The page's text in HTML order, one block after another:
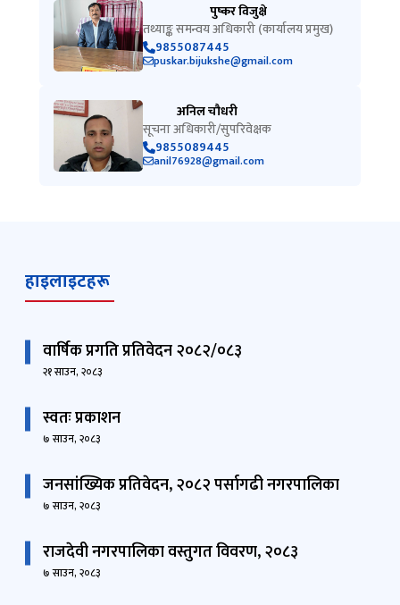
पुष्कर विजुक्षे
तथ्याङ्क समन्वय अधिकारी (कार्यालय प्रमुख)
9855087445
puskar.bijukshe@gmail.com
अनिल चौधरी
सूचना अधिकारी/सुपरिवेक्षक
9855089445
anil76928@gmail.com
हाइलाइटहरू
वार्षिक प्रगति प्रतिवेदन २०८२/०८३
२१ साउन, २०८३
स्वतः प्रकाशन
७ साउन, २०८३
जनसांख्यिक प्रतिवेदन, २०८२ पर्सागढी नगरपालिका
७ साउन, २०८३
राजदेवी नगरपालिका वस्तुगत विवरण, २०८३
७ साउन, २०८३